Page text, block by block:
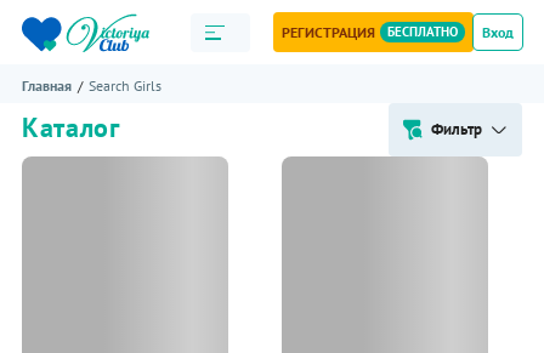
РЕГИСТРАЦИЯ БЕСПЛАТНО Вход
Главная Search Girls
Каталог Фильтр